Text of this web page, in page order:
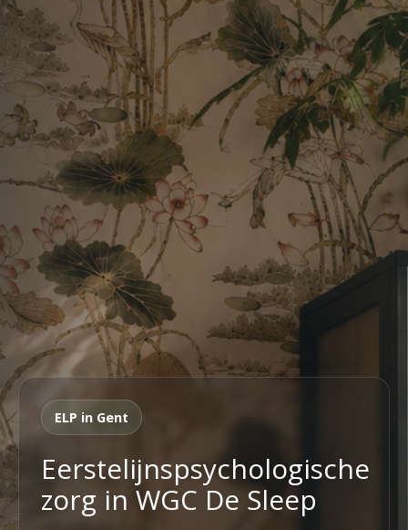
ELP in Gent
Eerstelijnspsychologische
zorg in WGC De Sleep